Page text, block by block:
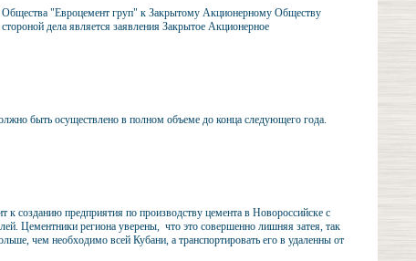
Общества "Евроцемент груп" к Закрытому Акционерному Обществу
дела является заявления Закрытое Акционерное
быть осуществлено в полном объеме до конца следующего года.
созданию предприятия по производству цемента в Новороссийске с
Цементники региона уверены, что это совершенно лишняя затея, так
чем необходимо всей Кубани, а транспортировать его в удаленны от